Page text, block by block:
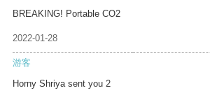
BREAKING! Portable CO2
2022-01-28
游客
Horny Shriya sent you 2